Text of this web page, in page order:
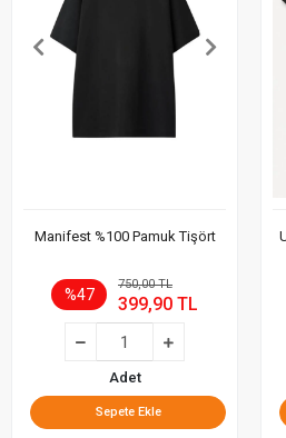
Manifest %100 Pamuk Tişört
%47
750,00 TL
399,90 TL
Adet
Sepete Ekle